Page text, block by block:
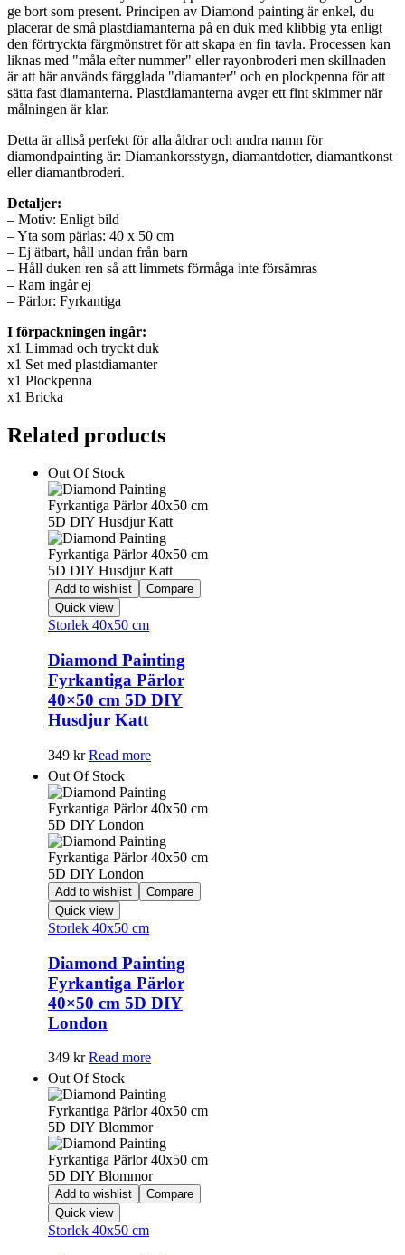
ge bort som present. Principen av Diamond painting är enkel, du
placerar de små plastdiamanterna på en duk med klibbig yta enligt
den förtryckta färgmönstret för att skapa en fin tavla. Processen kan
liknas med "måla efter nummer" eller rayonbroderi men skillnaden
är att här används färgglada "diamanter" och en plockpenna för att
sätta fast diamanterna. Plastdiamanterna avger ett fint skimmer när
målningen är klar.
Detta är alltså perfekt för alla åldrar och andra namn för
diamondpainting är: Diamankorsstygn, diamantdotter, diamantkonst
eller diamantbroderi.
Detaljer:
– Motiv: Enligt bild
– Yta som pärlas: 40 x 50 cm
– Ej ätbart, håll undan från barn
– Håll duken ren så att limmets förmåga inte försämras
– Ram ingår ej
– Pärlor: Fyrkantiga
I förpackningen ingår:
x1 Limmad och tryckt duk
x1 Set med plastdiamanter
x1 Plockpenna
x1 Bricka
Related products
Out Of Stock
Add to wishlist
Compare
Quick view
Storlek 40x50 cm
Diamond Painting
Fyrkantiga Pärlor
40×50 cm 5D DIY
Husdjur Katt
349 kr Read more
Out Of Stock
Add to wishlist
Compare
Quick view
Storlek 40x50 cm
Diamond Painting
Fyrkantiga Pärlor
40×50 cm 5D DIY
London
349 kr Read more
Out Of Stock
Add to wishlist
Compare
Quick view
Storlek 40x50 cm